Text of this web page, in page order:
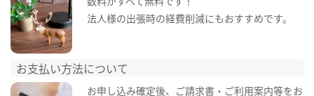
法人様の出張時の経費削減にもおすすめです。
お支払い方法について
お申し込み確定後、ご請求書・ご利用案内等をお